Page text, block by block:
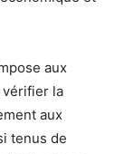
aux
vérifier la
aux
tenus de